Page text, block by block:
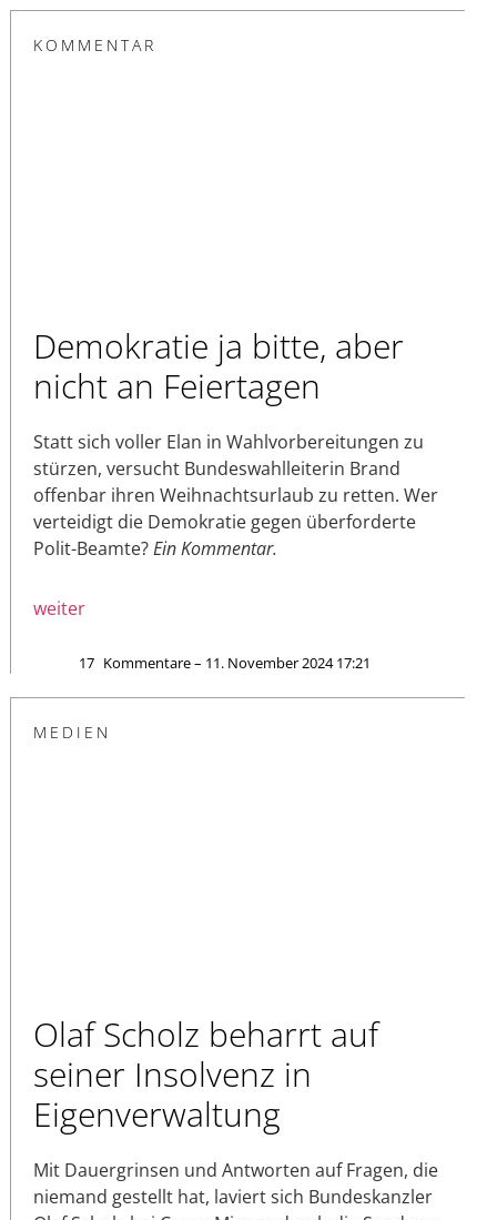
KOMMENTAR
Demokratie ja bitte, aber
nicht an Feiertagen
Statt sich voller Elan in Wahlvorbereitungen zu
stürzen, versucht Bundeswahlleiterin Brand
offenbar ihren Weihnachtsurlaub zu retten. Wer
verteidigt die Demokratie gegen überforderte
Polit-Beamte?Ein Kommentar.
weiter
17 Kommentare – 11. November 2024 17:21
MEDIEN
Olaf Scholz beharrt auf
seiner Insolvenz in
Eigenverwaltung
Mit Dauergrinsen und Antworten auf Fragen, die
niemand gestellt hat, laviert sich Bundeskanzler